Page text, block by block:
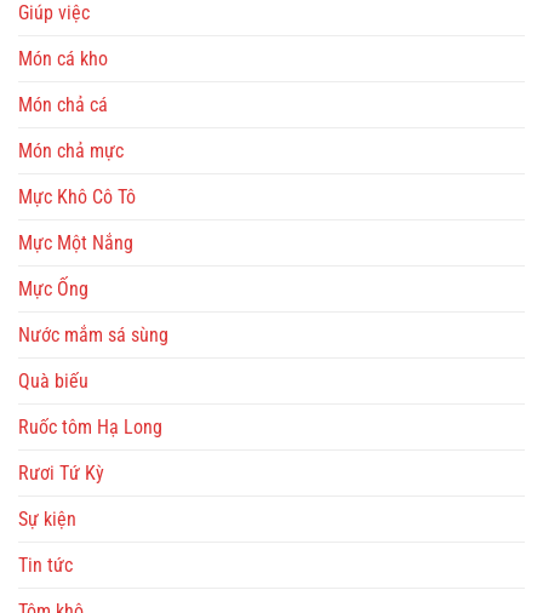
Giúp việc
Món cá kho
Món chả cá
Món chả mực
Mực Khô Cô Tô
Mực Một Nắng
Mực Ống
Nước mắm sá sùng
Quà biếu
Ruốc tôm Hạ Long
Rươi Tứ Kỳ
Sự kiện
Tin tức